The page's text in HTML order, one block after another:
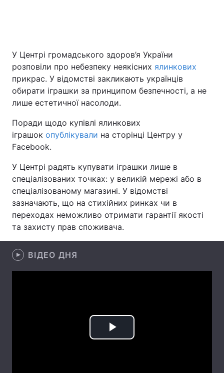
Україна Політика
Економіка
Спорт
Техно і зв'язок Лайт
Зброя
Здоров'я Туризм
Цікавинки Погода
Екологія Регіони
Лонгріди
Відео з Youtube Статті
Вакансії
У Центрі громадського здоров’я України
розповіли про небезпеку неякісних ялинкових
прикрас. У відомстві закликають українців
обирати іграшки за принципом безпечності, а не
лише естетичної насолоди.
Поради щодо купівлі ялинкових
іграшок опублікували на сторінці Центру у
Facebook.
У Центрі радять купувати іграшки лише в
спеціалізованих точках: у великій мережі або в
спеціалізованому магазині. У відомстві
зазначають, що на стихійних ринках чи в
переходах неможливо отримати гарантії якості
та захисту прав споживача.
ВІДЕО ДНЯ
Play